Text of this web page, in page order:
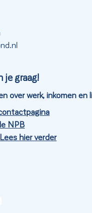
je graag!
over werk, inkomen en
NPB
hier verder